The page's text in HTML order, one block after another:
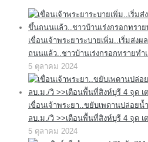
เขื่อนเจ้าพระยาระบายเพิ่ม..เริ่มส่ง
ถนนแล้ว..ชาวบ้านเร่งกรอกทรายท
5 ตุลาคม 2024
เขื่อนเจ้าพระยา..ขยับเพดานปล่อยน้
ลบ.ม./วิ >>เตือนพื้นที่สิงห์บุรี 4 จุด เ
5 ตุลาคม 2024